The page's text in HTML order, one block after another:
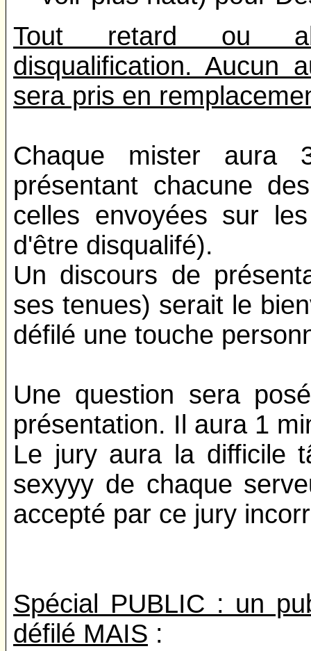
Tout retard ou
disqualification. Aucun
sera pris en
Chaque mister aura
présentant chacune
celles envoyées sur
d'être disqualifé).
Un discours de
ses tenues) serait le
défilé une touche
Une question sera
présentation. Il aura 1
Le jury aura la difficile
sexyyy de chaque
accepté par ce jury
Spécial PUBLIC : un
défilé MAIS :